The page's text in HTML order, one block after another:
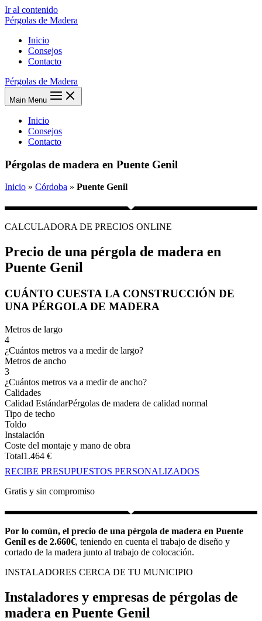
Ir al contenido
Pérgolas de Madera
Inicio
Consejos
Contacto
Pérgolas de Madera
Main Menu
Inicio
Consejos
Contacto
Pérgolas de madera en Puente Genil
Inicio » Córdoba » Puente Genil
CALCULADORA DE PRECIOS ONLINE
Precio de una pérgola de madera en
Puente Genil
CUÁNTO CUESTA LA CONSTRUCCIÓN DE
UNA PÉRGOLA DE MADERA
Metros de largo
4
¿Cuántos metros va a medir de largo?
Metros de ancho
3
¿Cuántos metros va a medir de ancho?
Calidades
Calidad EstándarPérgolas de madera de calidad normal
Tipo de techo
Toldo
Instalación
Coste del montaje y mano de obra
Total1.464 €
RECIBE PRESUPUESTOS PERSONALIZADOS
Gratis y sin compromiso
Por lo común, el precio de una pérgola de madera en Puente
Genil es de 2.660€, teniendo en cuenta el trabajo de diseño y
cortado de la madera junto al trabajo de colocación.
INSTALADORES CERCA DE TU MUNICIPIO
Instaladores y empresas de pérgolas de
madera en Puente Genil